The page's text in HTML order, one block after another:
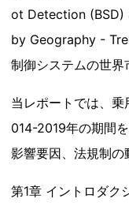
ot Detection (BSD)
by Geography -
制御システムの世界
当レポートでは、
014-2019年の期間
影響要因、法規制の
第1章 イントロダク